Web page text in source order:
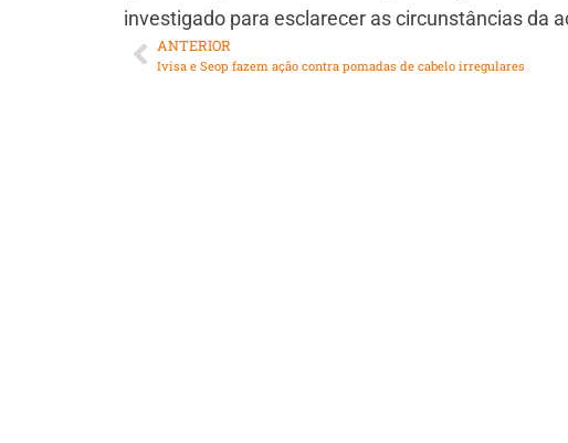
investigado para esclarecer as circunstâncias da
ANTERIOR
Ivisa e Seop fazem ação contra pomadas de cabelo irregulares